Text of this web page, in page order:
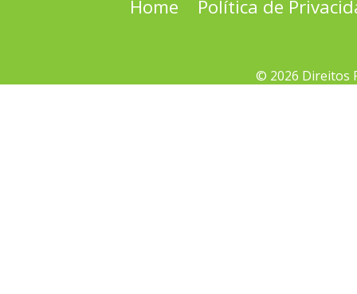
Home Política de
© 2026 Direitos